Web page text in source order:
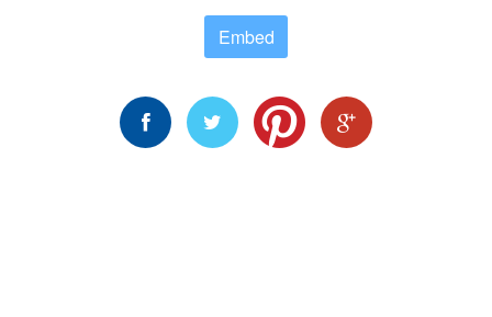
Embed